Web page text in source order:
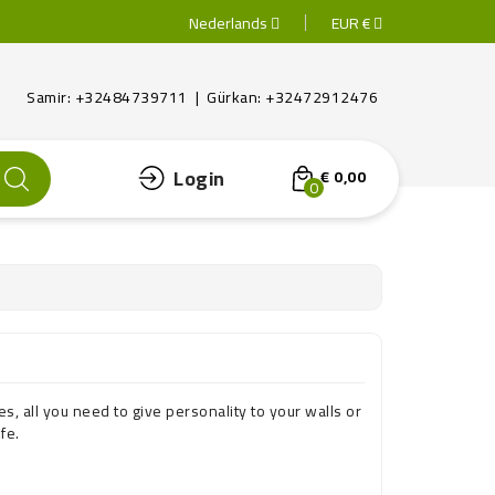
Nederlands EUR €
Samir: +32484739711 | Gürkan: +32472912476
Login 0€ 0,00
all you need to give personality to your walls or